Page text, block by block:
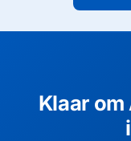
meegegeven.
Klaar